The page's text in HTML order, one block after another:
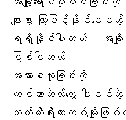
များစွာ ကြာမြင့်နိုင်ပေ
ရရှိနိုင်ပါတယ်။ အချို့အဖ
ဖြစ်ပါတယ်။
အသားစယူခြင်းကို
ကင်ဆာဆဲလ်တွေ ပါဝင်တဲ့
ဘက်တီးရီးယားတစ်မျိုး